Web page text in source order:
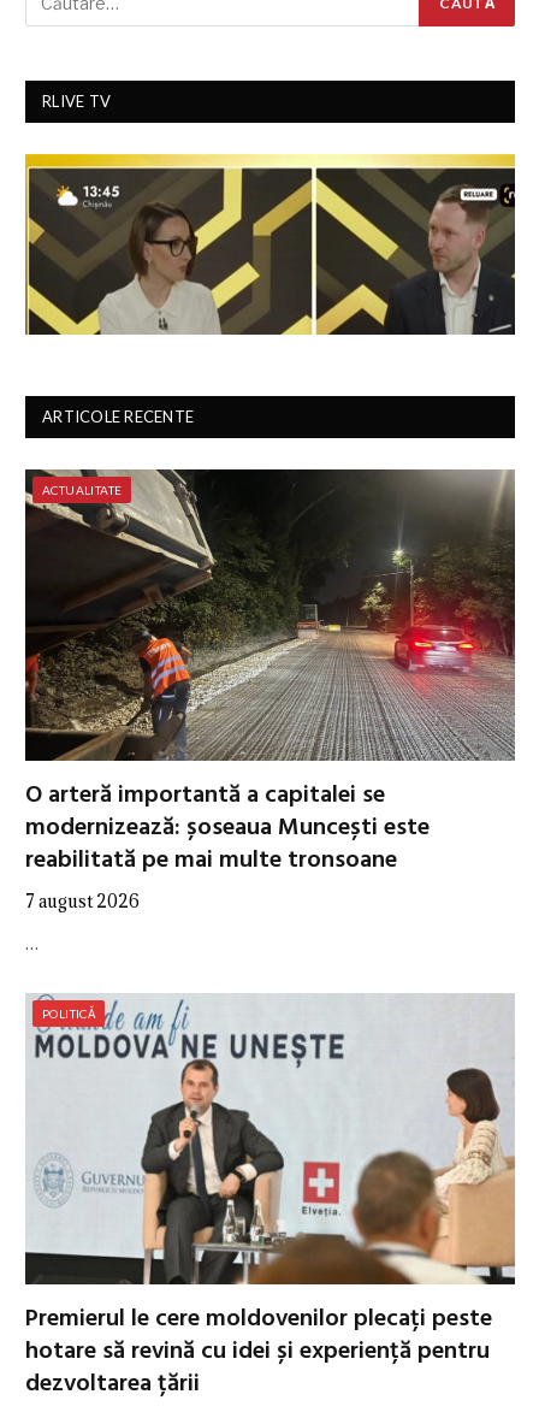
RLIVE TV
ARTICOLE RECENTE
ACTUALITATE
O arteră importantă a capitalei se
modernizează: șoseaua Muncești este
reabilitată pe mai multe tronsoane
7 august 2026
…
POLITICĂ
Premierul le cere moldovenilor plecați peste
hotare să revină cu idei și experiență pentru
dezvoltarea țării